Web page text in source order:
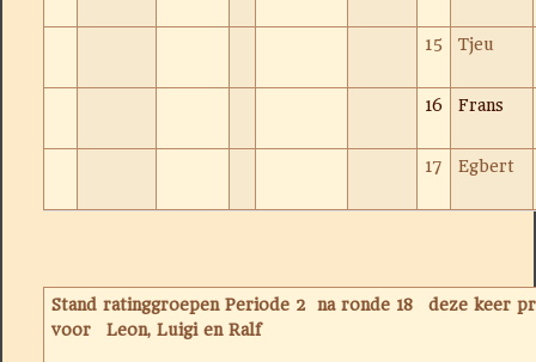
15 Tjeu
16 Frans
17 Egbert
Stand ratinggroepen Periode 2 na ronde 18 deze keer
voor Leon, Luigi en Ralf